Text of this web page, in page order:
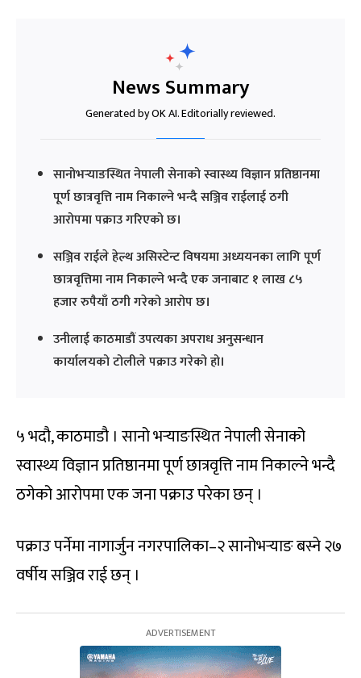
News Summary
Generated by OK AI. Editorially reviewed.
सानोभर्‍याङस्थित नेपाली सेनाको स्वास्थ्य विज्ञान प्रतिष्ठानमा
पूर्ण छात्रवृत्ति नाम निकाल्ने भन्दै सञ्जिव राईलाई ठगी
आरोपमा पक्राउ गरिएको छ।
सञ्जिव राईले हेल्थ असिस्टेन्ट विषयमा अध्ययनका लागि पूर्ण
छात्रवृत्तिमा नाम निकाल्ने भन्दै एक जनाबाट १ लाख ८५
हजार रुपैयाँ ठगी गरेको आरोप छ।
उनीलाई काठमाडौं उपत्यका अपराध अनुसन्धान
कार्यालयको टोलीले पक्राउ गरेको हो।
५ भदौ, काठमाडौ । सानो भर्‍याङस्थित नेपाली सेनाको
स्वास्थ्य विज्ञान प्रतिष्ठानमा पूर्ण छात्रवृत्ति नाम निकाल्ने भन्दै
ठगेको आरोपमा एक जना पक्राउ परेका छन् ।
पक्राउ पर्नेमा नागार्जुन नगरपालिका–२ सानोभर्‍याङ बस्ने २७
वर्षीय सञ्जिव राई छन् ।